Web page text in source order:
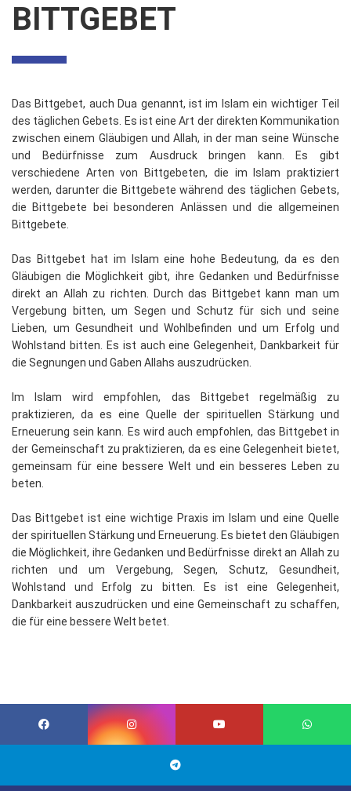
BITTGEBET
Das Bittgebet, auch Dua genannt, ist im Islam ein wichtiger Teil
des täglichen Gebets. Es ist eine Art der direkten Kommunikation
zwischen einem Gläubigen und Allah, in der man seine Wünsche
und Bedürfnisse zum Ausdruck bringen kann. Es gibt
verschiedene Arten von Bittgebeten, die im Islam praktiziert
werden, darunter die Bittgebete während des täglichen Gebets,
die Bittgebete bei besonderen Anlässen und die allgemeinen
Bittgebete.
Das Bittgebet hat im Islam eine hohe Bedeutung, da es den
Gläubigen die Möglichkeit gibt, ihre Gedanken und Bedürfnisse
direkt an Allah zu richten. Durch das Bittgebet kann man um
Vergebung bitten, um Segen und Schutz für sich und seine
Lieben, um Gesundheit und Wohlbefinden und um Erfolg und
Wohlstand bitten. Es ist auch eine Gelegenheit, Dankbarkeit für
die Segnungen und Gaben Allahs auszudrücken.
Im Islam wird empfohlen, das Bittgebet regelmäßig zu
praktizieren, da es eine Quelle der spirituellen Stärkung und
Erneuerung sein kann. Es wird auch empfohlen, das Bittgebet in
der Gemeinschaft zu praktizieren, da es eine Gelegenheit bietet,
gemeinsam für eine bessere Welt und ein besseres Leben zu
beten.
Das Bittgebet ist eine wichtige Praxis im Islam und eine Quelle
der spirituellen Stärkung und Erneuerung. Es bietet den Gläubigen
die Möglichkeit, ihre Gedanken und Bedürfnisse direkt an Allah zu
richten und um Vergebung, Segen, Schutz, Gesundheit,
Wohlstand und Erfolg zu bitten. Es ist eine Gelegenheit,
Dankbarkeit auszudrücken und eine Gemeinschaft zu schaffen,
die für eine bessere Welt betet.